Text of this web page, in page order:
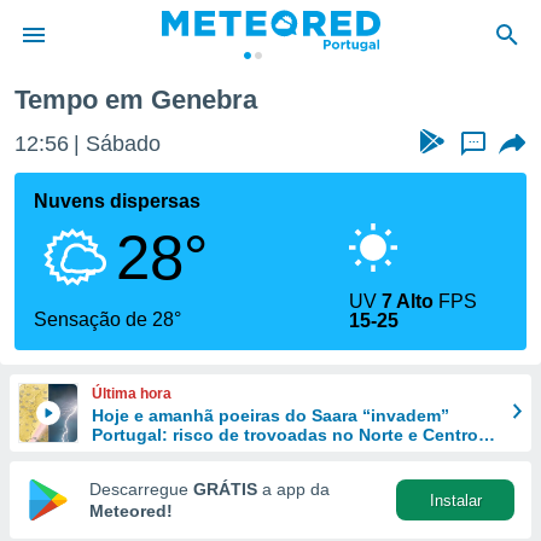
da
foi
fornecidas
a este
das
e
forma
digital
Tempo em Genebra
12:56 Sábado ...
Nuvens dispersas
28°
Sensação de 28°
UV7 Alto FPS
15-25
Última hora
Hoje e amanhã poeiras do Saara “invadem”
Portugal: risco de trovoadas no Norte e Centro
Descarregue GRÁTIS a app da
Meteored!
Instalar